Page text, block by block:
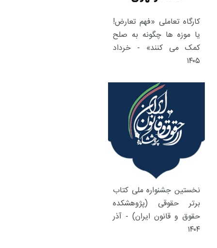
کارگاه تعاملی «فهم تعارض!
یا موزه ها چگونه به صلح
کمک می کنند» - خرداد
۱۴۰۵
نخستین جشنواره ملی کتاب
برتر حقوقی (پژوهشکده
حقوق و قانون ایران) - آذر
۱۴۰۴